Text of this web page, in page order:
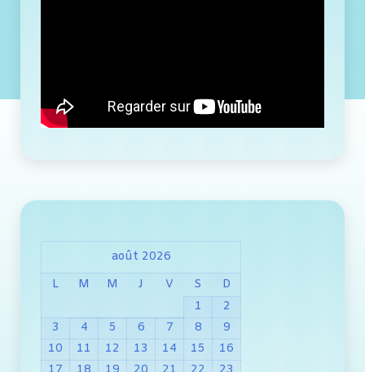
août 2026
L
M M J V S
D
1
2
3
4 5 6 7 8
9
10
11 12 13 14 15
16